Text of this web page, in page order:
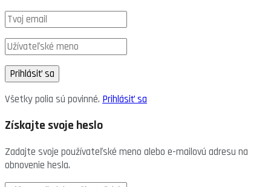
Všetky polia sú povinné. Prihlásiť sa
Získajte svoje heslo
Zadajte svoje používateľské meno alebo e-mailovú adresu na
obnovenie hesla.